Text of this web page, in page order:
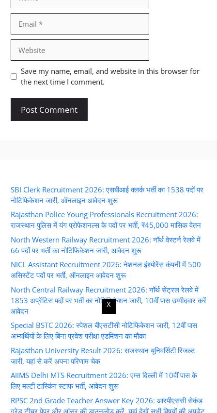
Save my name, email, and website in this browser for
the next time I comment.
SBI Clerk Recruitment 2026: एसबीआई क्लर्क भर्ती का 1538 पदों पर
नोटिफिकेशन जारी, ऑनलाइन आवेदन शुरू
Rajasthan Police Young Professionals Recruitment 2026:
राजस्थान पुलिस में यंग प्रोफेशनल्स के पदों पर भर्ती, ₹45,000 मासिक वेतन
North Western Railway Recruitment 2026: नॉर्थ वेस्टर्न रेलवे में
66 पदों पर भर्ती का नोटिफिकेशन जारी, आवेदन शुरू
NICL Assistant Recruitment 2026: नेशनल इंश्योरेंस कंपनी में 500
असिस्टेंट पदों पर भर्ती, ऑनलाइन आवेदन शुरू
North Central Railway Recruitment 2026: नॉर्थ सेंट्रल रेलवे में
1853 अप्रेंटिस पदों पर भर्ती का नोटिफिकेशन जारी, 10वीं पास उम्मीदवार करें
आवेदन
Special BSTC 2026: स्पेशल बीएसटीसी नोटिफिकेशन जारी, 12वीं पास
अभ्यर्थियों के लिए बिना प्रवेश परीक्षा एडमिशन का मौका
Rajasthan University Result 2026: राजस्थान यूनिवर्सिटी रिजल्ट
जारी, यहां से करें अपना परिणाम चेक
AIIMS Delhi MTS Recruitment 2026: एम्स दिल्ली में 10वीं पास के
लिए मल्टी टास्किंग स्टाफ भर्ती, आवेदन शुरू
RPSC 2nd Grade Teacher Answer Key 2026: आरपीएससी सेकंड
ग्रेड टीचर पेपर और आंसर की डाउनलोड करें, यहां देखें सभी विषयों की अपडेट
X